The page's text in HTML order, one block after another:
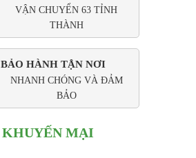
VẬN CHUYỂN 63 TỈNH
THÀNH
BẢO HÀNH TẬN NƠI
NHANH CHÓNG VÀ ĐẢM
BẢO
KHUYẾN MẠI